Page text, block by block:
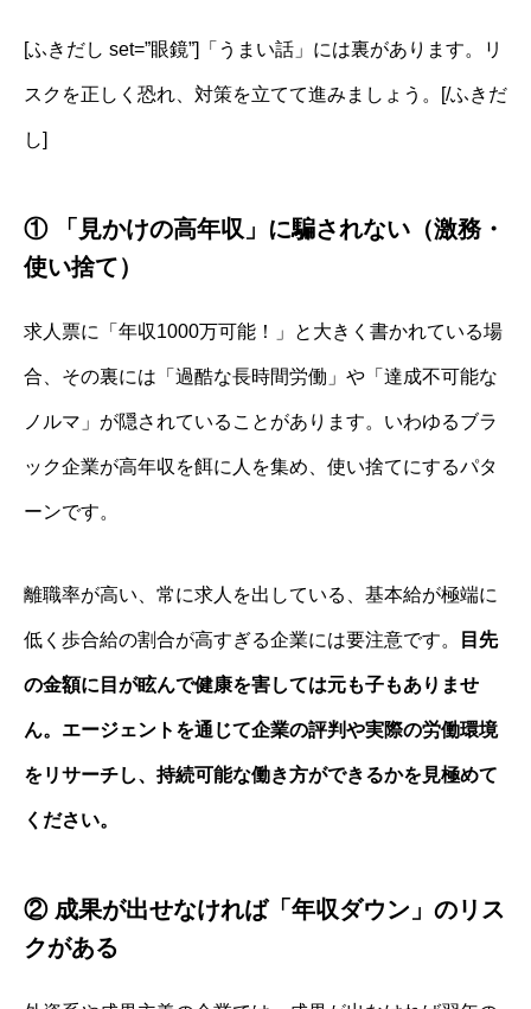
[ふきだし set=”眼鏡”]「うまい話」には裏があります。リ
スクを正しく恐れ、対策を立てて進みましょう。[/ふきだ
し]
① 「見かけの高年収」に騙されない（激務・
使い捨て）
求人票に「年収1000万可能！」と大きく書かれている場
合、その裏には「過酷な長時間労働」や「達成不可能な
ノルマ」が隠されていることがあります。いわゆるブラ
ック企業が高年収を餌に人を集め、使い捨てにするパタ
ーンです。
離職率が高い、常に求人を出している、基本給が極端に
低く歩合給の割合が高すぎる企業には要注意です。 目先
の金額に目が眩んで健康を害しては元も子もありませ
ん。エージェントを通じて企業の評判や実際の労働環境
をリサーチし、持続可能な働き方ができるかを見極めて
ください。
② 成果が出せなければ「年収ダウン」のリス
クがある